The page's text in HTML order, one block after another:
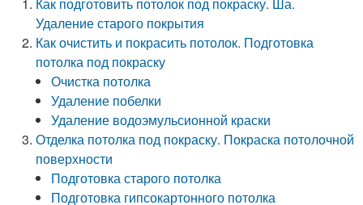
Удаление старого покрытия
Как очистить и покрасить потолок. Подготовка
потолка под покраску
Очистка потолка
Удаление побелки
Удаление водоэмульсионной краски
Отделка потолка под покраску. Покраска потолочной
поверхности
Подготовка старого потолка
Подготовка гипсокартонного потолка